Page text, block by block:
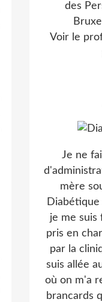
des
Voir le
Je ne
mère
Diabétique
je me suis
pris en
par la
suis allée
où on m'a
brancards